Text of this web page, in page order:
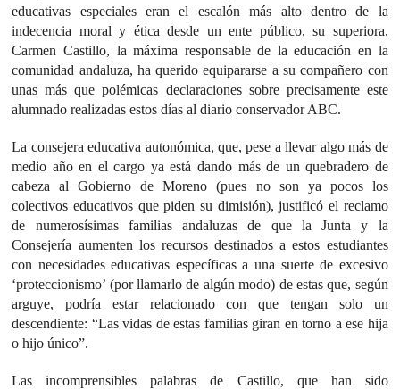
educativas especiales eran el escalón más alto dentro de la
indecencia moral y ética desde un ente público, su superiora,
Carmen Castillo, la máxima responsable de la educación en la
comunidad andaluza, ha querido equipararse a su compañero con
unas más que polémicas declaraciones sobre precisamente este
alumnado realizadas estos días al diario conservador ABC.
La consejera educativa autonómica, que, pese a llevar algo más de
medio año en el cargo ya está dando más de un quebradero de
cabeza al Gobierno de Moreno (pues no son ya pocos los
colectivos educativos que piden su dimisión), justificó el reclamo
de numerosísimas familias andaluzas de que la Junta y la
Consejería aumenten los recursos destinados a estos estudiantes
con necesidades educativas específicas a una suerte de excesivo
‘proteccionismo’ (por llamarlo de algún modo) de estas que, según
arguye, podría estar relacionado con que tengan solo un
descendiente: “Las vidas de estas familias giran en torno a ese hija
o hijo único”.
Las incomprensibles palabras de Castillo, que han sido